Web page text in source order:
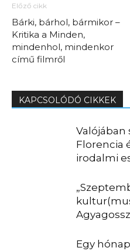
Előző cikk
Bárki, bárhol, bármikor –
Kritika a Minden,
mindenhol, mindenkor
című filmről
KAPCSOLÓDÓ CIKKEK
Valójában
Florencia
irodalmi
Egy